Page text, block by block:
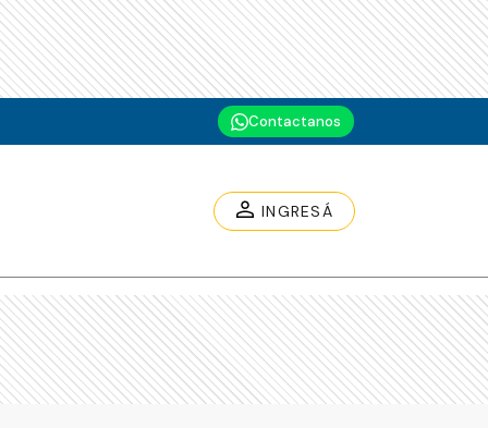
Contactanos
INGRESÁ